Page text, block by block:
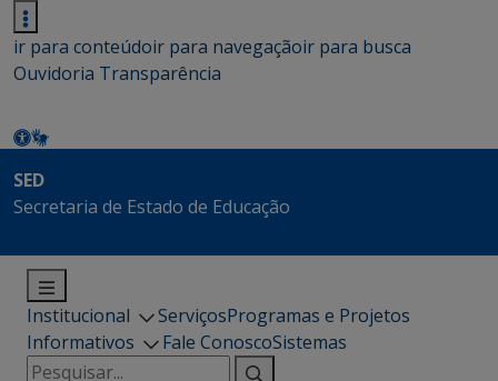
ir para conteúdoir para navegaçãoir para busca
Ouvidoria Transparência
SED
Secretaria de Estado de Educação
Institucional ServiçosProgramas e Projetos
Informativos
Fale ConoscoSistemas
Pesquisar